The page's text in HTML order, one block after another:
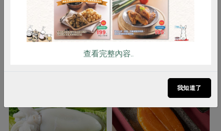
注意事項 本品含有魚類，對其過敏者請勿食用
你可能有興趣的產品
查看完整內容..
我知道了